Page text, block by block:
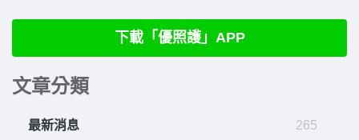
下載「優照護」APP
文章分類
最新消息 265